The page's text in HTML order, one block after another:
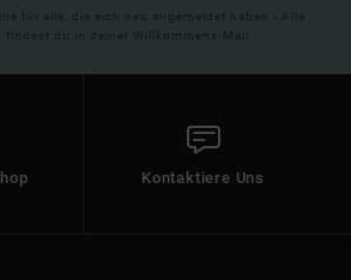
für alle, die sich neu angemeldet haben - Alle
findest du in deiner Willkommens-Mail
Kontaktiere Uns